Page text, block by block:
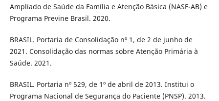
Ampliado de Saúde da Família e Atenção Básica (NASF-AB) e
Programa Previne Brasil. 2020.
BRASIL. Portaria de Consolidação nº 1, de 2 de junho de
2021. Consolidação das normas sobre Atenção Primária à
Saúde. 2021.
BRASIL. Portaria nº 529, de 1º de abril de 2013. Institui o
Programa Nacional de Segurança do Paciente (PNSP). 2013.